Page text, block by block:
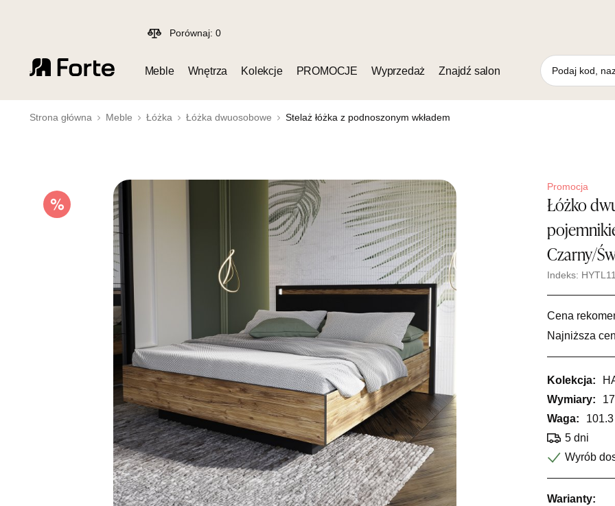
Porównaj: 0
Meble Wnętrza Kolekcje PROMOCJE Wyprzedaż Znajdź salon
Strona główna Meble Łóżka Łóżka dwuosobowe Stelaż łóżka z podnoszonym wkładem
Promocja
Łóżko
Czarny/
Indeks:
Cena
Najniższa
Kolekcja:
Wymiary:
Waga:
5 dni
Wyrób
Warianty: